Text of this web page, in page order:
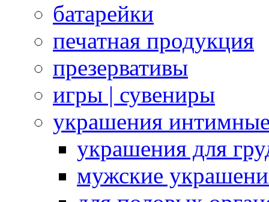
батарейки
печатная продукция
презервативы
игры | сувениры
украшения
украшения для
мужские